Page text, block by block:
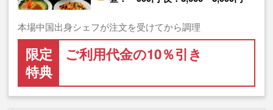
本場中国出身シェフが注文を受けてから調理
限定
特典
ご利用代金の10％引き